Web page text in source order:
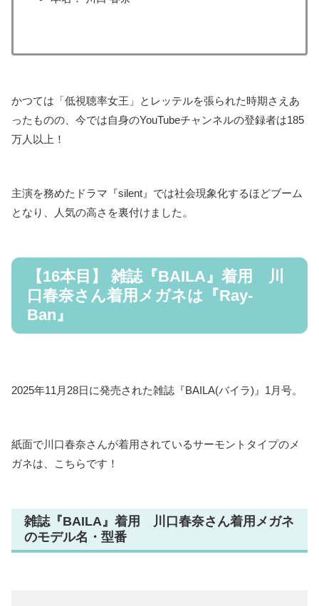
かつては「低視聴率女王」とレッテルを張られた時期さえあ
ったものの、今では自身のYouTubeチャンネルの登録者は185
万人以上！
主演を務めたドラマ『silent』では社会現象化するほどブーム
となり、人気の高さを裏付けました。
【16本目】 雑誌『BAILA』着用 川
口春奈さん着用メガネは『Ray-
Ban』
2025年11月28日に発売された雑誌『BAILA(バイラ)』1月号。
紙面で川口春奈さんが着用されているサーモントタイプのメ
ガネは、こちらです！
雑誌『BAILA』着用 川口春奈さん着用メガネ
のモデル名・型番